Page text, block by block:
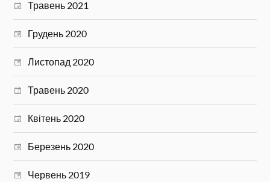
Травень 2021
Грудень 2020
Листопад 2020
Травень 2020
Квітень 2020
Березень 2020
Червень 2019